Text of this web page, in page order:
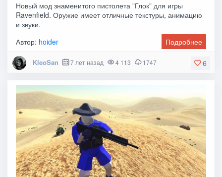
Новый мод знаменитого пистолета "Глок" для игры
Ravenfield. Оружие имеет отличные текстуры, анимацию
и звуки.
Автор: hoider Подробнее
6
KleoSan 7 лет назад 4 113 1747